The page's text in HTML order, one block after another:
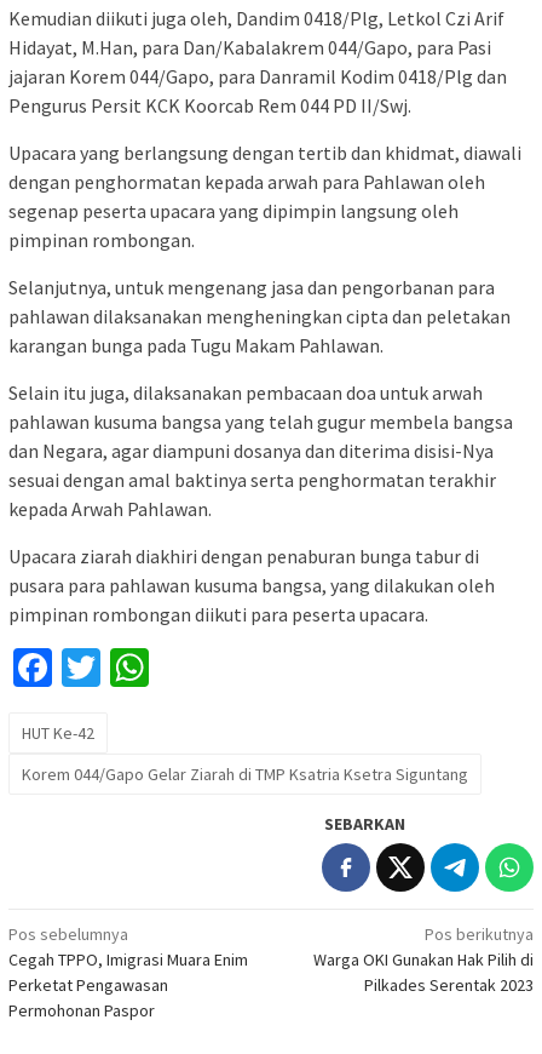
Kemudian diikuti juga oleh, Dandim 0418/Plg, Letkol Czi Arif
Hidayat, M.Han, para Dan/Kabalakrem 044/Gapo, para Pasi
jajaran Korem 044/Gapo, para Danramil Kodim 0418/Plg dan
Pengurus Persit KCK Koorcab Rem 044 PD II/Swj.
Upacara yang berlangsung dengan tertib dan khidmat, diawali
dengan penghormatan kepada arwah para Pahlawan oleh
segenap peserta upacara yang dipimpin langsung oleh
pimpinan rombongan.
Selanjutnya, untuk mengenang jasa dan pengorbanan para
pahlawan dilaksanakan mengheningkan cipta dan peletakan
karangan bunga pada Tugu Makam Pahlawan.
Selain itu juga, dilaksanakan pembacaan doa untuk arwah
pahlawan kusuma bangsa yang telah gugur membela bangsa
dan Negara, agar diampuni dosanya dan diterima disisi-Nya
sesuai dengan amal baktinya serta penghormatan terakhir
kepada Arwah Pahlawan.
Upacara ziarah diakhiri dengan penaburan bunga tabur di
pusara para pahlawan kusuma bangsa, yang dilakukan oleh
pimpinan rombongan diikuti para peserta upacara.
Facebook
Twitter
HUT Ke-42
Korem 044/Gapo Gelar Ziarah di TMP Ksatria Ksetra Siguntang
SEBARKAN
Navigasi
pos
Pos sebelumnya
Cegah TPPO, Imigrasi Muara Enim
Perketat Pengawasan
Permohonan Paspor
Pos berikutnya
Warga OKI Gunakan Hak Pilih di
Pilkades Serentak 2023